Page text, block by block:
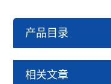
产品目录
仪器仪表
相关文章